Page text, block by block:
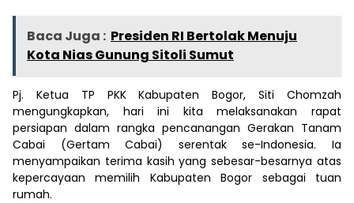
Baca Juga : Presiden RI Bertolak Menuju
Kota Nias Gunung Sitoli Sumut
Pj. Ketua TP PKK Kabupaten Bogor, Siti Chomzah
mengungkapkan, hari ini kita melaksanakan rapat
persiapan dalam rangka pencanangan Gerakan Tanam
Cabai (Gertam Cabai) serentak se-Indonesia. Ia
menyampaikan terima kasih yang sebesar-besarnya atas
kepercayaan memilih Kabupaten Bogor sebagai tuan
rumah.